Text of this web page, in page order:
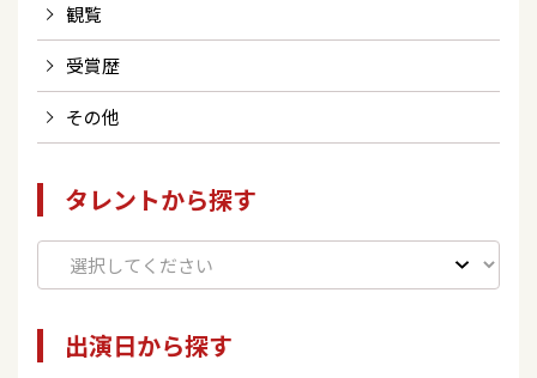
観覧
受賞歴
その他
タレントから探す
出演日から探す